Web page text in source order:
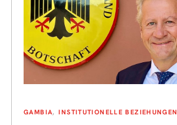
GAMBIA INSTITUTIONELLE BEZIEHUNGEN